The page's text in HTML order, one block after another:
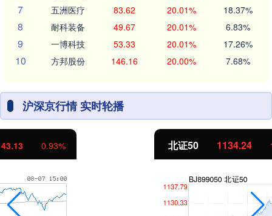
7 五洲医疗 83.62 20.01% 18.37%
8 耐科装备 49.67 20.01% 6.83%
9 一博科技 53.33 20.01% 17.26%
10 方邦股份 146.16 20.00% 7.68%
沪深京行情 实时轮播
北证50 11.37 1.01%